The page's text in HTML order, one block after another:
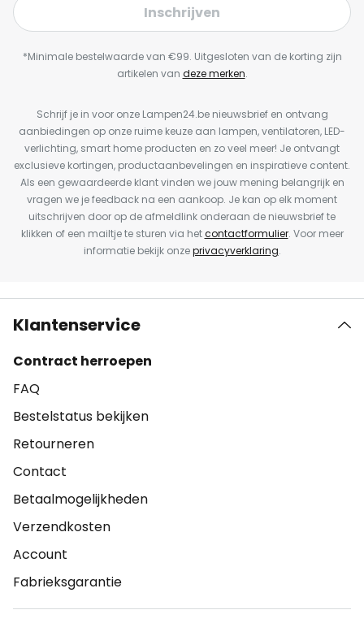
Inschrijven
*Minimale bestelwaarde van €99. Uitgesloten van de korting zijn
artikelen van deze merken.
Schrijf je in voor onze Lampen24.be nieuwsbrief en ontvang
aanbiedingen op onze ruime keuze aan lampen, ventilatoren, LED-
verlichting, smart home producten en zo veel meer! Je ontvangt
exclusieve kortingen, productaanbevelingen en inspiratieve content.
Als een gewaardeerde klant vinden we jouw mening belangrijk en
vragen we je feedback na een aankoop. Je kan op elk moment
uitschrijven door op de afmeldlink onderaan de nieuwsbrief te
klikken of een mailtje te sturen via hetcontactformulier. Voor meer
informatie bekijk onzeprivacyverklaring.
Klantenservice
Contract herroepen
FAQ
Bestelstatus bekijken
Retourneren
Contact
Betaalmogelijkheden
Verzendkosten
Account
Fabrieksgarantie